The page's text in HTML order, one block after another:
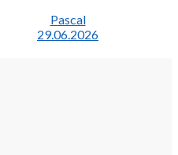
Pascal
29.06.2026